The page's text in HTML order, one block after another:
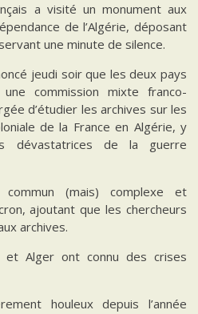
a visité un monument aux
de l’Algérie, déposant
une minute de silence.
jeudi soir que les deux pays
commission mixte franco-
d’étudier les archives sur les
de la France en Algérie, y
dévastatrices de la guerre
(mais) complexe et
ajoutant que les chercheurs
archives.
et Alger ont connu des crises
houleux depuis l’année